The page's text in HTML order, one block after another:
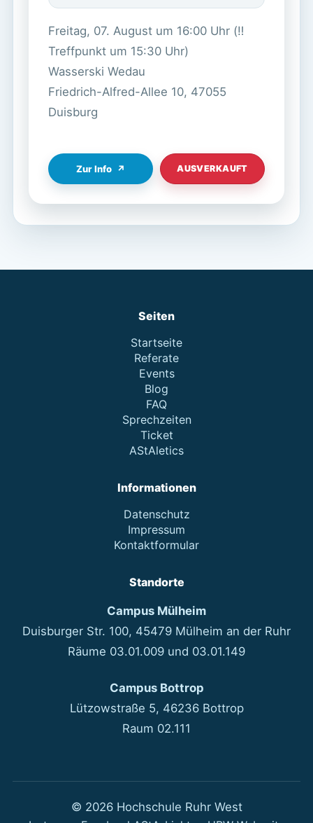
Freitag, 07. August um 16:00 Uhr (‼️
Treffpunkt um 15:30 Uhr)
Wasserski Wedau
Friedrich-Alfred-Allee 10, 47055
Duisburg
Zur Info ↗ AUSVERKAUFT
Seiten
Startseite
Referate
Events
Blog
FAQ
Sprechzeiten
Ticket
AStAletics
Informationen
Datenschutz
Impressum
Kontaktformular
Standorte
Campus Mülheim
Duisburger Str. 100, 45479 Mülheim an der Ruhr
Räume 03.01.009 und 03.01.149
Campus Bottrop
Lützowstraße 5, 46236 Bottrop
Raum 02.111
© 2026 Hochschule Ruhr West